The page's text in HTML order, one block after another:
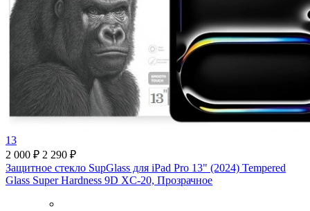
13
2 000 ₽ 2 290 ₽
Защитное стекло SupGlass для iPad Pro 13" (2024) Tempered
Glass Super Hardness 9D XC-20, Прозрачное